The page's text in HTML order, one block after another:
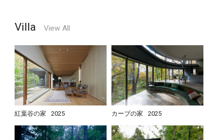
Villa View All
紅葉谷の家 2025 カーブの家 2025